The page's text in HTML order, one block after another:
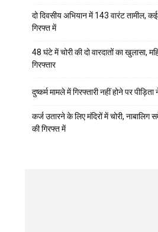
दो दिवसीय अभियान में 143 वारंट तामील,
गिरफ्त में
48 घंटे में चोरी की दो वारदातों का खुलासा,
गिरफ्तार
दुष्कर्म मामले में गिरफ्तारी नहीं होने पर
कर्ज उतारने के लिए मंदिरों में चोरी, नाबालिग
की गिरफ्त में